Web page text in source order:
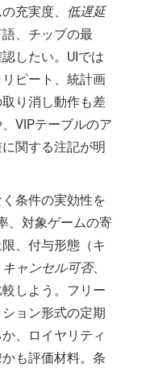
充実度、 低遅延
、チップの最
したい。UIでは
ピート、統計画
り消し動作も差
VIPテーブルのア
関する注記が明
条件の実効性を
、対象ゲームの寄
、付与形態（キ
キャンセル可否、
しよう。フリー
ョン形式の定期
、ロイヤリティ
も評価材料。条